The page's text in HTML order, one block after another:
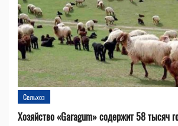
Сельхоз
Хозяйство «Garagum» содержит 58 тысяч